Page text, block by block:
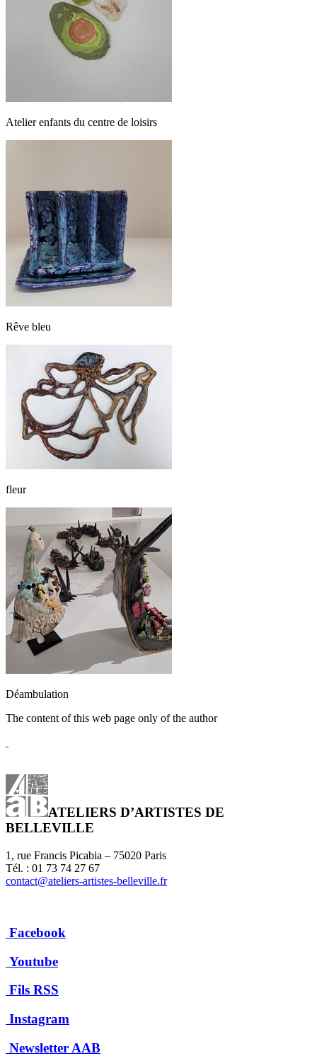
Atelier enfants du centre de loisirs
Rêve bleu
fleur
Déambulation
The content of this web page only of the author
ATELIERS D’ARTISTES DE
BELLEVILLE
1, rue Francis Picabia – 75020 Paris
Tél. : 01 73 74 27 67
contact@ateliers-artistes-belleville.fr
Facebook
Youtube
Fils RSS
Instagram
Newsletter AAB